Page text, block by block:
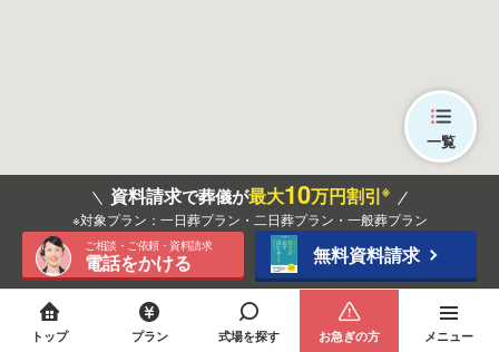
一覧
資料請求で葬儀が最大10万円割引※
※対象プラン：一日葬プラン・二日葬プラン・一般葬プラン
ご相談・ご依頼・資料請求
電話をかける 無料資料請求
トップ プラン 式場を探す お急ぎの方 メニュー